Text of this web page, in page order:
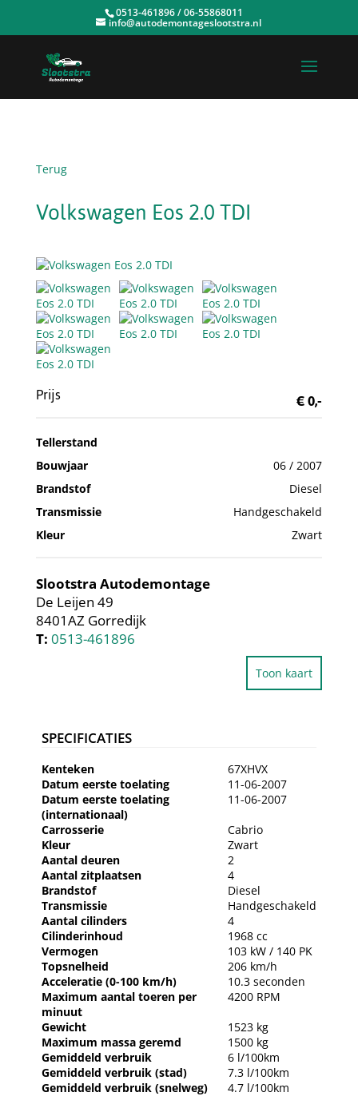
0513-461896 / 06-55868011
info@autodemontageslootstra.nl
Terug
Volkswagen Eos 2.0 TDI
Prijs € 0,-
Tellerstand
Bouwjaar
06 / 2007
Brandstof
Diesel
Transmissie
Handgeschakeld
Kleur
Zwart
Slootstra Autodemontage
De Leijen 49
8401AZ Gorredijk
T: 0513-461896
Toon kaart
SPECIFICATIES
Kenteken
67XHVX
Datum eerste toelating
11-06-2007
Datum eerste toelating
(internationaal)
11-06-2007
Carrosserie
Cabrio
Kleur
Zwart
Aantal deuren
2
Aantal zitplaatsen
4
Brandstof
Diesel
Transmissie
Handgeschakeld
Aantal cilinders
4
Cilinderinhoud
1968 cc
Vermogen
103 kW / 140 PK
Topsnelheid
206 km/h
Acceleratie (0-100 km/h)
10.3 seconden
Maximum aantal toeren per
minuut
4200 RPM
Gewicht
1523 kg
Maximum massa geremd
1500 kg
Gemiddeld verbruik
6 l/100km
Gemiddeld verbruik (stad)
7.3 l/100km
Gemiddeld verbruik (snelweg)
4.7 l/100km